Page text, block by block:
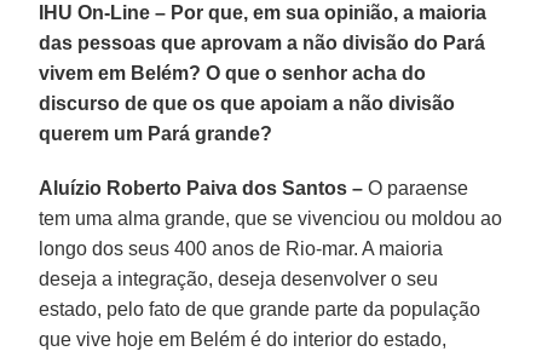
IHU On-Line – Por que, em sua opinião, a maioria
das pessoas que aprovam a não divisão do Pará
vivem em Belém? O que o senhor acha do
discurso de que os que apoiam a não divisão
querem um Pará grande?
Aluízio Roberto Paiva dos Santos – O paraense
tem uma alma grande, que se vivenciou ou moldou ao
longo dos seus 400 anos de Rio-mar. A maioria
deseja a integração, deseja desenvolver o seu
estado, pelo fato de que grande parte da população
que vive hoje em Belém é do interior do estado,